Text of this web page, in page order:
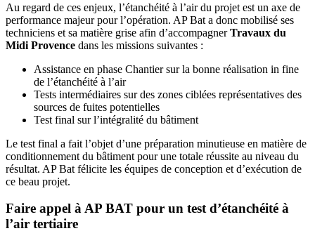
Au regard de ces enjeux, l’étanchéité à l’air du projet est un axe de
performance majeur pour l’opération. AP Bat a donc mobilisé ses
techniciens et sa matière grise afin d’accompagnerTravaux du
Midi Provence dans les missions suivantes :
Assistance en phase Chantier sur la bonne réalisation in fine
de l’étanchéité à l’air
Tests intermédiaires sur des zones ciblées représentatives des
sources de fuites potentielles
Test final sur l’intégralité du bâtiment
Le test final a fait l’objet d’une préparation minutieuse en matière de
conditionnement du bâtiment pour une totale réussite au niveau du
résultat. AP Bat félicite les équipes de conception et d’exécution de
ce beau projet.
Faire appel à AP BAT pour un test d’étanchéité à
l’air tertiaire